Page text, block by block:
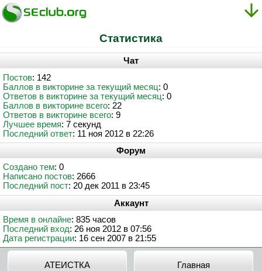
Статистика
Чат
Постов: 142
Баллов в викторине за текущий месяц: 0
Ответов в викторине за текущий месяц: 0
Баллов в викторине всего: 22
Ответов в викторине всего: 9
Лучшее время: 7 секунд
Последний ответ: 11 ноя 2012 в 22:26
Форум
Создано тем: 0
Написано постов: 2666
Последний пост: 20 дек 2011 в 23:45
Аккаунт
Время в онлайне: 835 часов
Последний вход: 26 ноя 2012 в 07:56
Дата регистрации: 16 сен 2007 в 21:55
АТЕИСТКА Главная